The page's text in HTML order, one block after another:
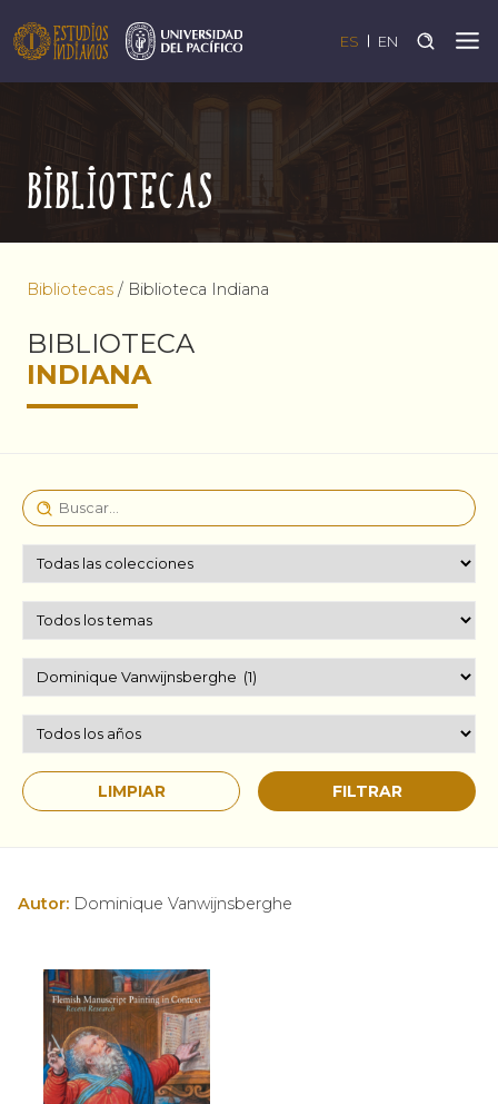
ES EN
Bibliotecas
Bibliotecas / Biblioteca Indiana
BIBLIOTECA
INDIANA
Autor: Dominique Vanwijnsberghe